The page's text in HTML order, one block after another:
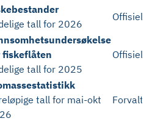
tall for 2026
Offisiell
fiskeflåten
tall for 2025
Offisiell
tall for mai-okt